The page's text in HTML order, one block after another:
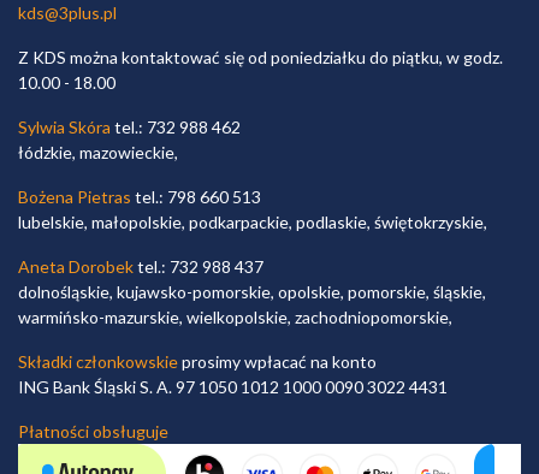
kds@3plus.pl
Z KDS można kontaktować się od poniedziałku do piątku, w godz.
10.00 - 18.00
Sylwia Skóra tel.: 732 988 462
łódzkie, mazowieckie,
Bożena Pietras tel.: 798 660 513
lubelskie, małopolskie, podkarpackie, podlaskie, świętokrzyskie,
Aneta Dorobektel.: 732 988 437
dolnośląskie, kujawsko-pomorskie, opolskie, pomorskie, śląskie,
warmińsko-mazurskie, wielkopolskie, zachodniopomorskie,
Składki członkowskieprosimy wpłacać na konto
ING Bank Śląski S. A. 97 1050 1012 1000 0090 3022 4431
Płatności obsługuje